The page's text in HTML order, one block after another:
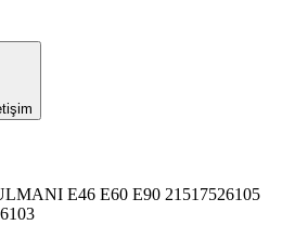
E46 E60 E90 21517526105